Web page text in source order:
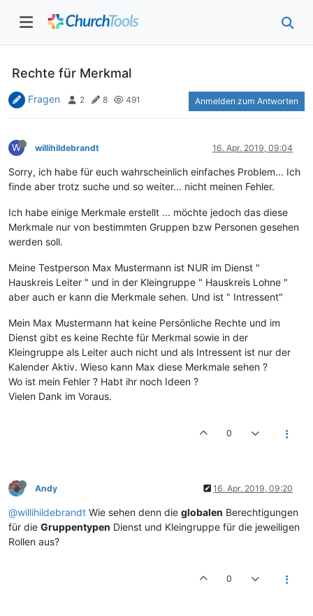
Rechte für Merkmal
Fragen 2 8 491 Anmelden zum Antworten
W willihildebrandt 16. Apr. 2019, 09:04
Sorry, ich habe für euch wahrscheinlich einfaches Problem... Ich
finde aber trotz suche und so weiter... nicht meinen Fehler.
Ich habe einige Merkmale erstellt ... möchte jedoch das diese
Merkmale nur von bestimmten Gruppen bzw Personen gesehen
werden soll.
Meine Testperson Max Mustermann ist NUR im Dienst "
Hauskreis Leiter " und in der Kleingruppe " Hauskreis Lohne "
aber auch er kann die Merkmale sehen. Und ist " Intressent"
Mein Max Mustermann hat keine Persönliche Rechte und im
Dienst gibt es keine Rechte für Merkmal sowie in der
Kleingruppe als Leiter auch nicht und als Intressent ist nur der
Kalender Aktiv. Wieso kann Max diese Merkmale sehen ?
Wo ist mein Fehler ? Habt ihr noch Ideen ?
Vielen Dank im Voraus.
0
Andy 16. Apr. 2019, 09:20
@willihildebrandt Wie sehen denn die globalen Berechtigungen
für die Gruppentypen Dienst und Kleingruppe für die jeweiligen
Rollen aus?
0